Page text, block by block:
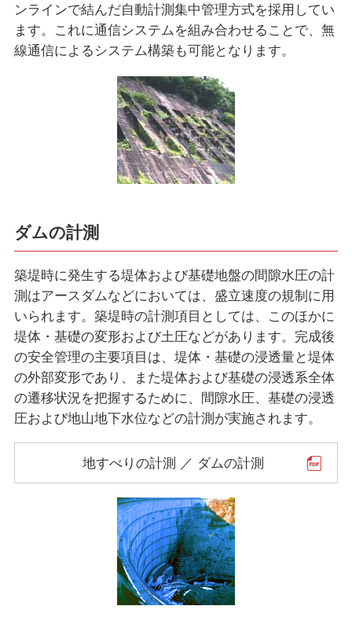
ンラインで結んだ自動計測集中管理方式を採用してい
ます。これに通信システムを組み合わせることで、無
線通信によるシステム構築も可能となります。
ダムの計測
築堤時に発生する堤体および基礎地盤の間隙水圧の計
測はアースダムなどにおいては、盛立速度の規制に用
いられます。築堤時の計測項目としては、このほかに
堤体・基礎の変形および土圧などがあります。完成後
の安全管理の主要項目は、堤体・基礎の浸透量と堤体
の外部変形であり、また堤体および基礎の浸透系全体
の遷移状況を把握するために、間隙水圧、基礎の浸透
圧および地山地下水位などの計測が実施されます。
地すべりの計測 ／ ダムの計測